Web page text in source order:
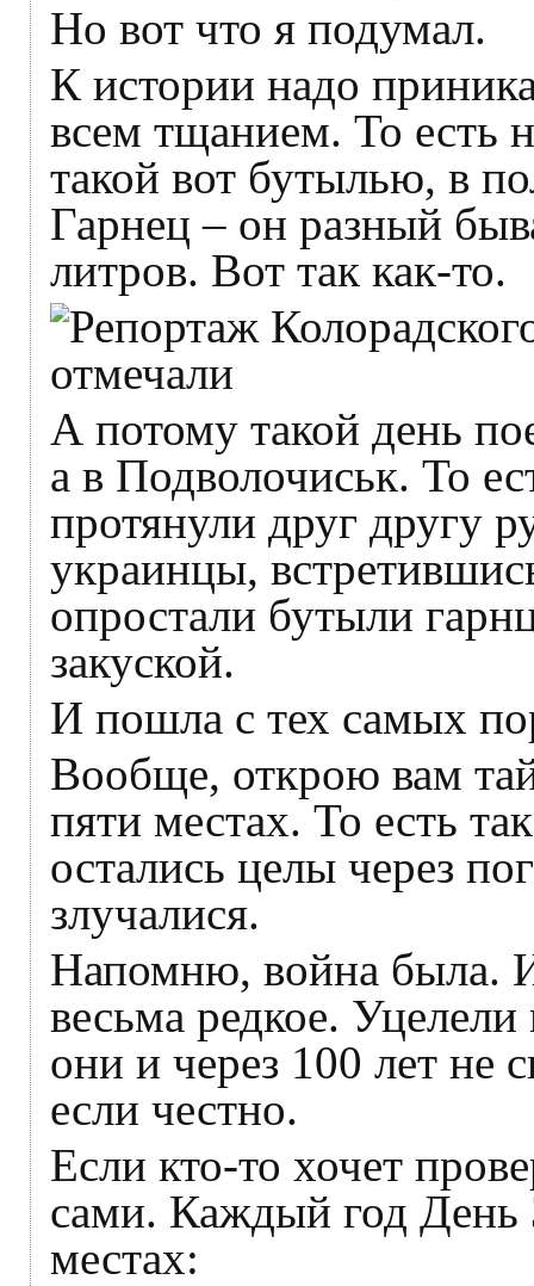
Но вот что я подумал.
К истории надо
всем тщанием. То есть
такой вот бутылью, в
Гарнец – он разный
литров. Вот так как-то.
А потому такой день
а в Подволочиськ. То
протянули друг другу
украинцы,
опростали бутыли
закуской.
И пошла с тех самых
Вообще, открою вам
пяти местах. То есть
остались целы через
злучалися.
Напомню, война была.
весьма редкое.
они и через 100 лет не
если честно.
Если кто-то хочет
сами. Каждый год День
местах: